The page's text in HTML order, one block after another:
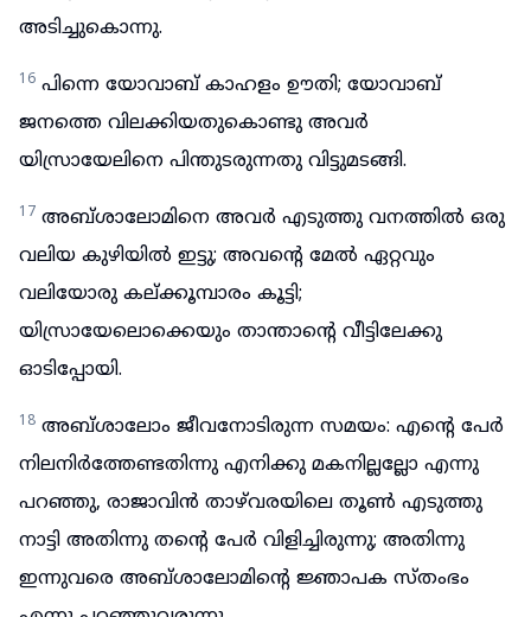
അടിച്ചുകൊന്നു.
16 പിന്നെ യോവാബ് കാഹളം ഊതി; യോവാബ്
ജനത്തെ വിലക്കിയതുകൊണ്ടു അവർ
യിസ്രായേലിനെ പിന്തുടരുന്നതു വിട്ടുമടങ്ങി.
17 അബ്ശാലോമിനെ അവർ എടുത്തു വനത്തിൽ ഒരു
വലിയ കുഴിയിൽ ഇട്ടു; അവന്റെ മേൽ ഏറ്റവും
വലിയോരു കല്ക്കൂമ്പാരം കൂട്ടി;
യിസ്രായേലൊക്കെയും താന്താന്റെ വീട്ടിലേക്കു
ഓടിപ്പോയി.
18 അബ്ശാലോം ജീവനോടിരുന്ന സമയം: എന്റെ പേർ
നിലനിർത്തേണ്ടതിന്നു എനിക്കു മകനില്ലല്ലോ എന്നു
പറഞ്ഞു, രാജാവിൻ താഴ്‌വരയിലെ തൂൺ എടുത്തു
നാട്ടി അതിന്നു തന്റെ പേർ വിളിച്ചിരുന്നു; അതിന്നു
ഇന്നുവരെ അബ്ശാലോമിന്റെ ജ്ഞാപക സ്തംഭം